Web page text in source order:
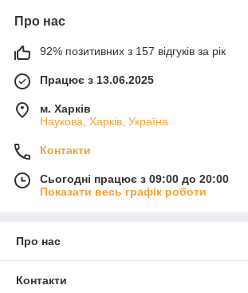
Про нас
92% позитивних з 157 відгуків за рік
Працює з 13.06.2025
м. Харків
Наукова, Харків, Україна
Контакти
Сьогодні працює з 09:00 до 20:00
Показати весь графік роботи
Про нас
Контакти